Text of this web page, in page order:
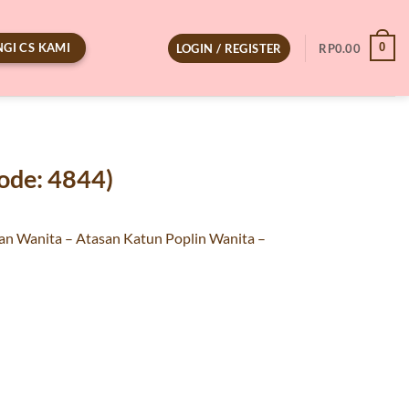
CS KAMI LOGIN / REGISTER RP0.00 0
4844)
Wanita – Atasan Katun Poplin Wanita –